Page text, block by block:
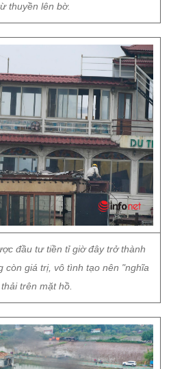
thuyền lên bờ.
đầu tư tiền tỉ giờ đây trở thành
còn giá trị, vô tình tạo nên "nghĩa
trên mặt hồ.